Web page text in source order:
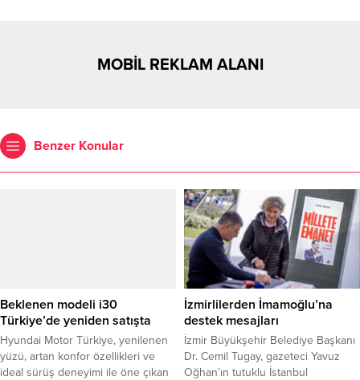
MOBİL REKLAM ALANI
Benzer Konular
Beklenen modeli i30
Türkiye’de yeniden satışta
Hyundai Motor Türkiye, yenilenen
yüzü, artan konfor özellikleri ve
ideal sürüş deneyimi ile öne çıkan
İzmirlilerden İmamoğlu’na
destek mesajları
İzmir Büyükşehir Belediye Başkanı
Dr. Cemil Tugay, gazeteci Yavuz
Oğhan’ın tutuklu İstanbul